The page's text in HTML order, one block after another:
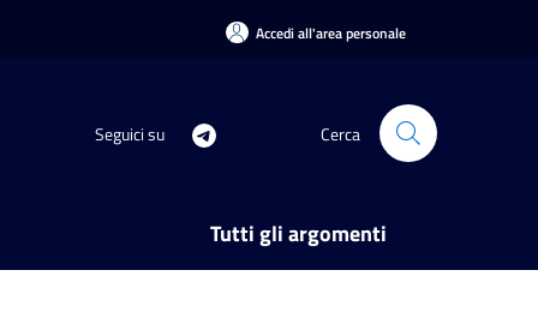
Accedi all'area personale
Seguici su Cerca
Tutti gli argomenti